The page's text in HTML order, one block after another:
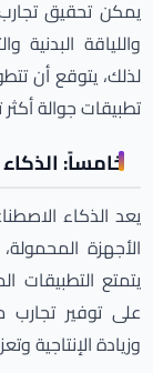
يمكن تحقيق
واللياقة البدنية
لذلك، يتوقع أن
تطبيقات جوالة أكثر
خامساً:
يعد الذكاء
الأجهزة
يتمتع التطبيقات
على توفير
وزيادة الإنتاجية